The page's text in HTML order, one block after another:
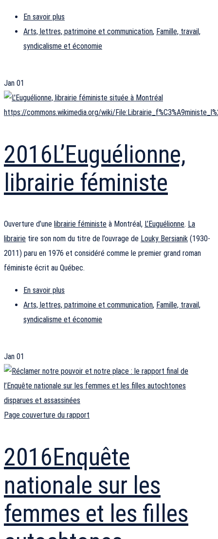
En savoir plus
Arts, lettres, patrimoine et communication, Famille, travail,
syndicalisme et économie
Jan 01
https://commons.wikimedia.org/wiki/
2016L’Euguélionne,
librairie féministe
Ouverture d’une librairie féministe à Montréal, L’Euguélionne. La
librairie tire son nom du titre de l’ouvrage de Louky Bersianik (1930-
2011) paru en 1976 et considéré comme le premier grand roman
féministe écrit au Québec.
En savoir plus
Arts, lettres, patrimoine et communication, Famille, travail,
syndicalisme et économie
Jan 01
Page couverture du rapport
2016Enquête
nationale sur les
femmes et les filles